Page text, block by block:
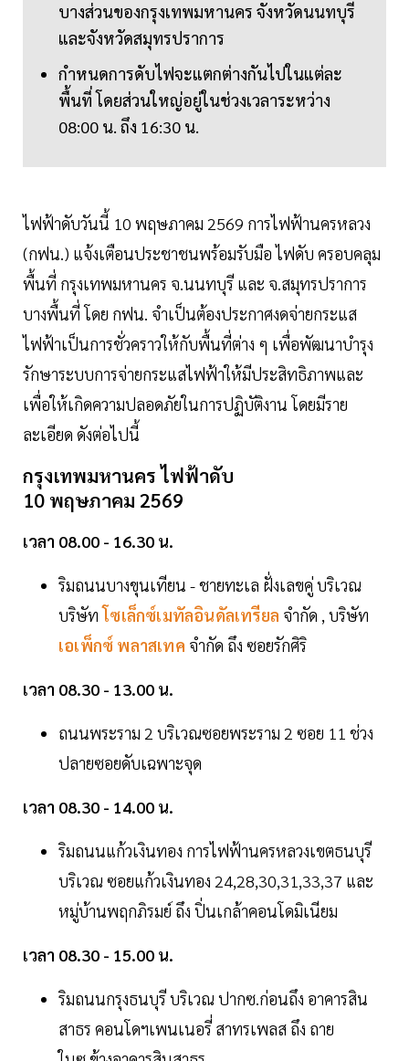
บางส่วนของกรุงเทพมหานคร จังหวัดนนทบุรี
และจังหวัดสมุทรปราการ
กำหนดการดับไฟจะแตกต่างกันไปในแต่ละ
พื้นที่ โดยส่วนใหญ่อยู่ในช่วงเวลาระหว่าง
08:00 น. ถึง 16:30 น.
ไฟฟ้าดับวันนี้ 10 พฤษภาคม 2569 การไฟฟ้านครหลวง
(กฟน.) แจ้งเตือนประชาชนพร้อมรับมือ ไฟดับ ครอบคลุม
พื้นที่ กรุงเทพมหานคร จ.นนทบุรี และ จ.สมุทรปราการ
บางพื้นที่ โดย กฟน. จำเป็นต้องประกาศงดจ่ายกระแส
ไฟฟ้าเป็นการชั่วคราวให้กับพื้นที่ต่าง ๆ เพื่อพัฒนาบำรุง
รักษาระบบการจ่ายกระแสไฟฟ้าให้มีประสิทธิภาพและ
เพื่อให้เกิดความปลอดภัยในการปฏิบัติงาน โดยมีราย
ละเอียด ดังต่อไปนี้
กรุงเทพมหานคร ไฟฟ้าดับ
10 พฤษภาคม 2569
เวลา 08.00 - 16.30 น.
ริมถนนบางขุนเทียน - ชายทะเล ฝั่งเลขคู่ บริเวณ
บริษัทโซเล็กซ์เมทัลอินดัลเทรียล จำกัด , บริษัท
เอเพ็กซ์ พลาสเทค จำกัด ถึง ซอยรักศิริ
เวลา 08.30 - 13.00 น.
ถนนพระราม 2 บริเวณซอยพระราม 2 ซอย 11 ช่วง
ปลายซอยดับเฉพาะจุด
เวลา 08.30 - 14.00 น.
ริมถนนแก้วเงินทอง การไฟฟ้านครหลวงเขตธนบุรี
บริเวณ ซอยแก้วเงินทอง 24,28,30,31,33,37 และ
หมู่บ้านพฤกภิรมย์ ถึง ปิ่นเกล้าคอนโดมิเนียม
เวลา 08.30 - 15.00 น.
ริมถนนกรุงธนบุรี บริเวณ ปากซ.ก่อนถึง อาคารสิน
สาธร คอนโดฯเพนเนอรี่ สาทรเพลส ถึง ถาย